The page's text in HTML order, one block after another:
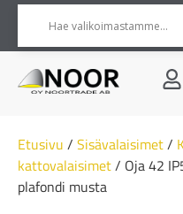
Etusivu / Sisävalaisimet/
kattovalaisimet/ Oja 42
plafondi musta